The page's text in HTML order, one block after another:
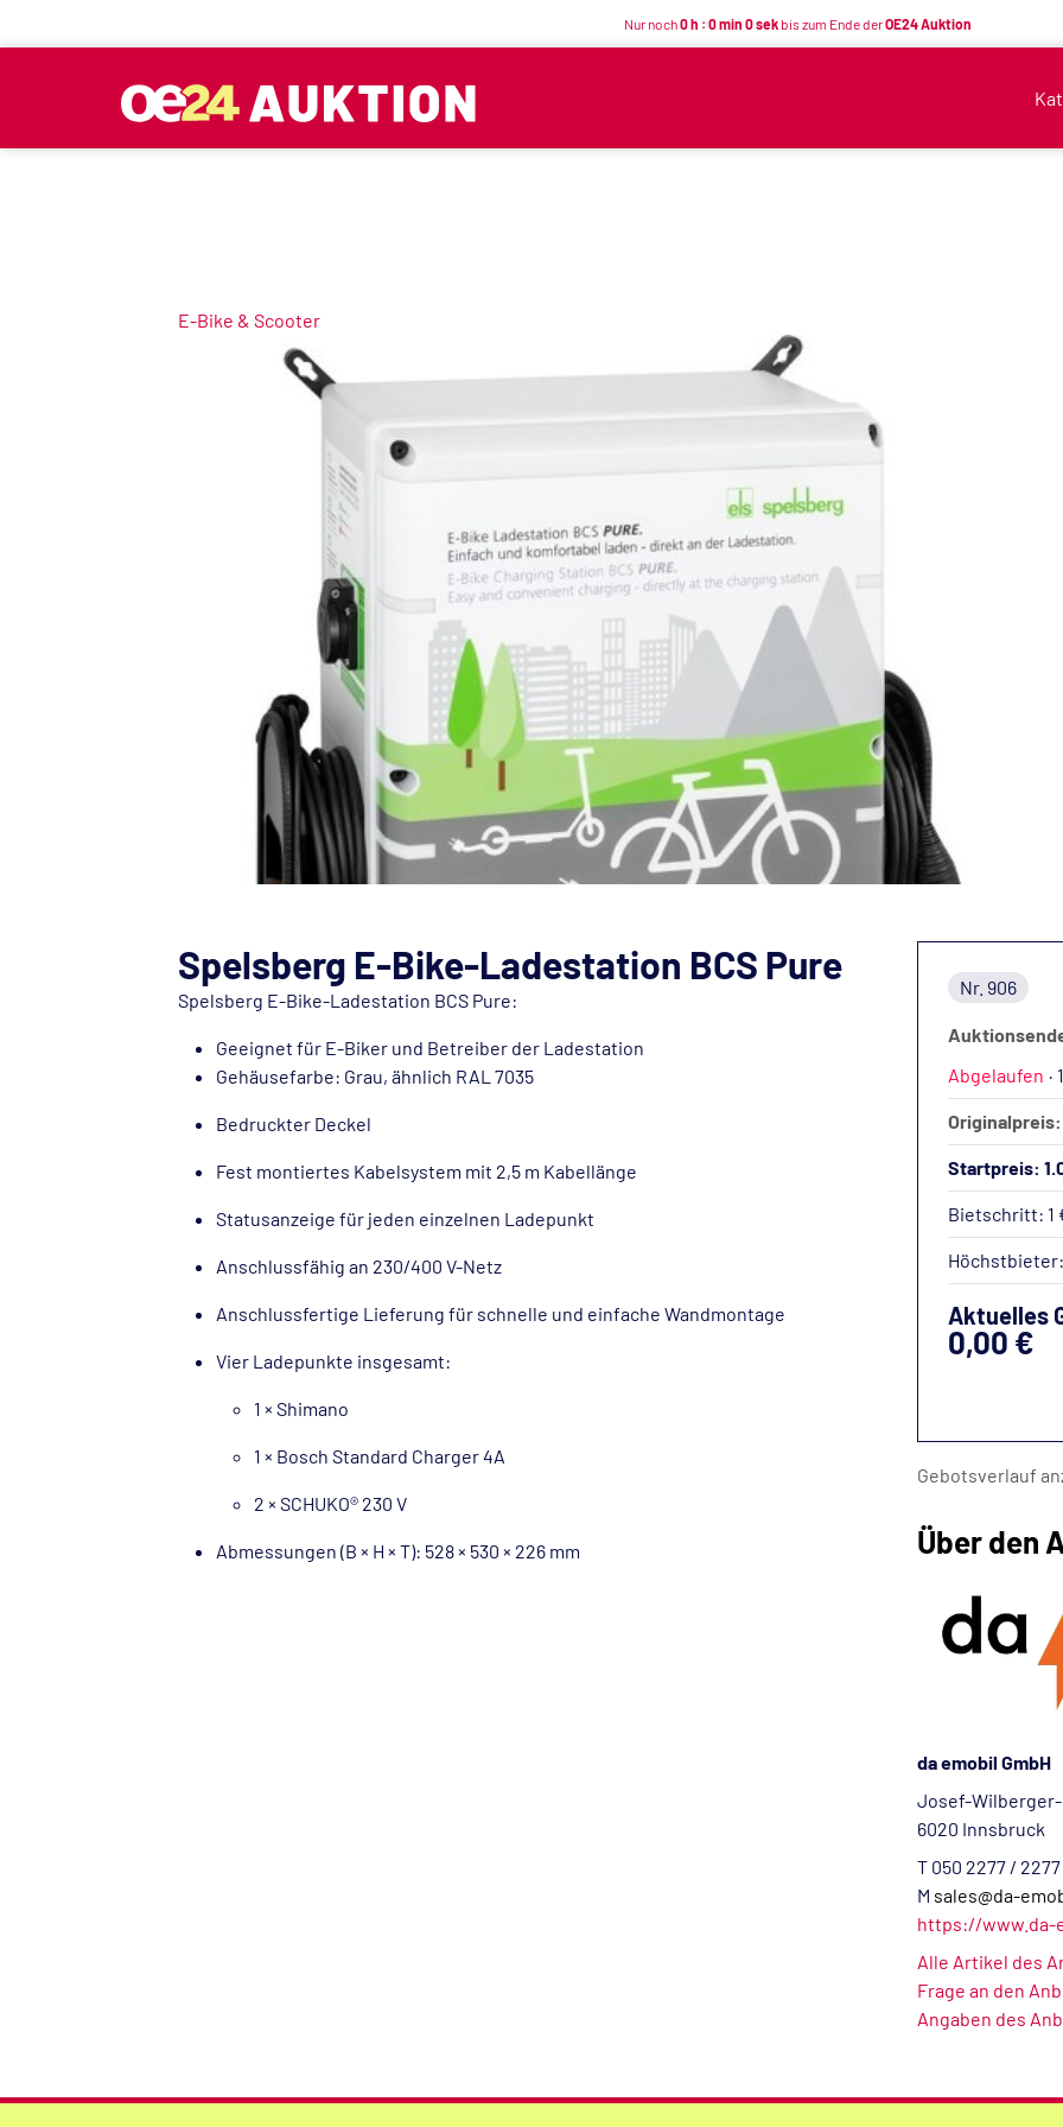
Nur noch0 h : 0 min 0 sekbis zum Ende derOE24 Auktion
E-Bike & Scooter
Nr. 906
Abgelaufen ·
Startpreis:
Bietschritt: 1
Aktuelles
0,00 €
Gebotsverlauf
Über den
da emobil GmbH
Josef-Wilberger-
6020 Innsbruck
T 050 2277 / 2277
M sales@da-
https://www.da-
Alle Artikel des
Frage an den
Angaben des
Spelsberg E-Bike-Ladestation BCS Pure
Spelsberg E-Bike-Ladestation BCS Pure:
Geeignet für E-Biker und Betreiber der Ladestation
Gehäusefarbe: Grau, ähnlich RAL 7035
Bedruckter Deckel
Fest montiertes Kabelsystem mit 2,5 m Kabellänge
Statusanzeige für jeden einzelnen Ladepunkt
Anschlussfähig an 230/400 V-Netz
Anschlussfertige Lieferung für schnelle und einfache Wandmontage
Vier Ladepunkte insgesamt:
1 × Shimano
1 × Bosch Standard Charger 4A
2 × SCHUKO® 230 V
Abmessungen (B × H × T): 528 × 530 × 226 mm